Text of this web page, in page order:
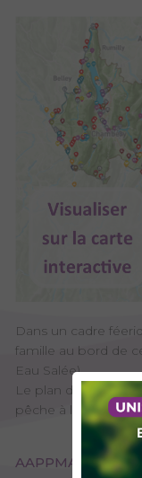
Dans un cadre
famille au bord de
Eau Salée).
Le plan d'eau Sud
pêche à la mouche
AAPPMA